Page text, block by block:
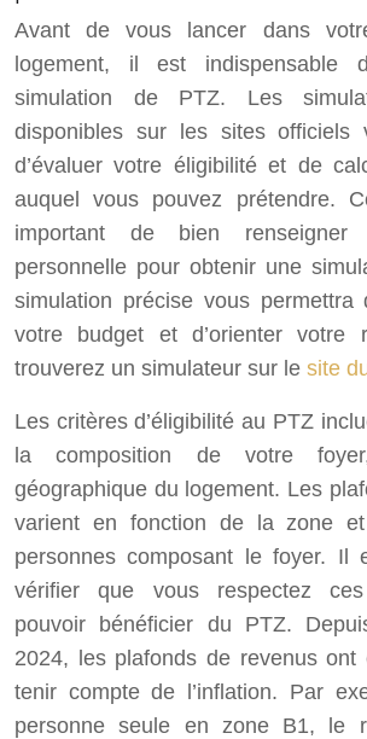
Avant de vous lancer dans
logement, il est indispensable
simulation de PTZ. Les
disponibles sur les sites officiels
d’évaluer votre éligibilité et de
auquel vous pouvez prétendre.
important de bien renseigner
personnelle pour obtenir une
simulation précise vous permettra
votre budget et d’orienter votre
trouverez un simulateur sur le site
Les critères d’éligibilité au PTZ
la composition de votre
géographique du logement. Les
varient en fonction de la zone
personnes composant le foyer. Il
vérifier que vous respectez
pouvoir bénéficier du PTZ.
2024, les plafonds de revenus ont
tenir compte de l’inflation. Par
personne seule en zone B1, le